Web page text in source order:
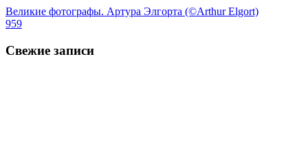
Великие фотографы. Артура Элгорта (©Arthur Elgort)
959
Свежие записи